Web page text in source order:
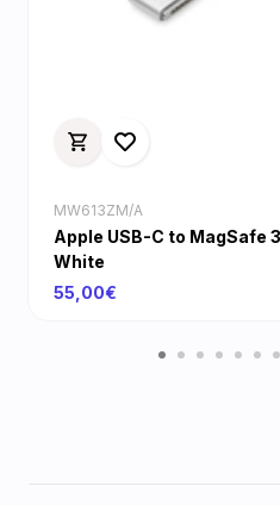
MW613ZM/A
Apple USB-C to MagSafe
White
55,00€